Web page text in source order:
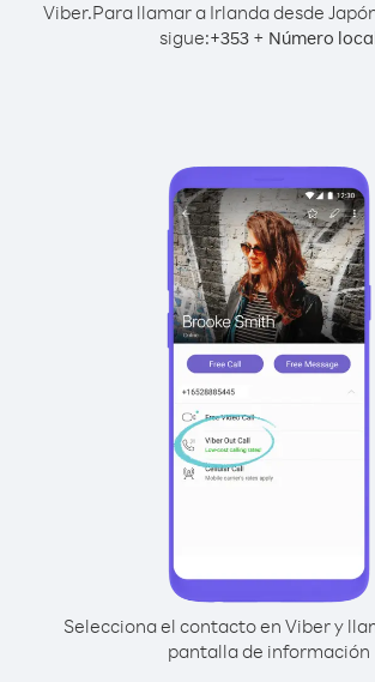
Viber.Para llamar a Irlanda desde
sigue:+353+ Número
Selecciona el contacto en Viber y
pantalla de información